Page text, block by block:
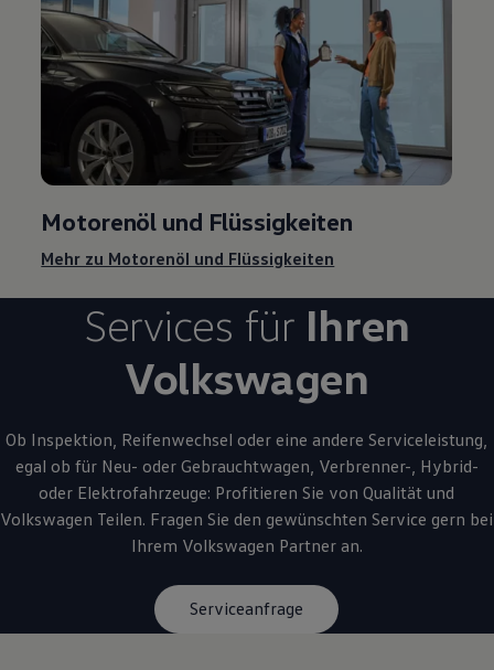
Motorenöl und Flüssigkeiten
Mehr zu Motorenöl und Flüssigkeiten
Services für Ihren
Volkswagen
Ob Inspektion, Reifenwechsel oder eine andere Serviceleistung,
egal ob für Neu- oder Gebrauchtwagen , Verbrenner-, Hybrid-
oder Elektrofahrzeuge: Profitieren Sie von Qualität und
Volkswagen Teilen. Fragen Sie den gewünschten Service gern bei
Ihrem Volkswagen Partner an.
Serviceanfrage